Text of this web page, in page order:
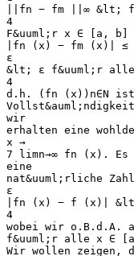
||fn − fm ||∞ &lt;
4
F&uuml;r x ∈ [a,
|fn (x) − fm (x)|
ε
&lt; ε f&uuml;r alle
4
d.h. (fn (x))n∈N ist
wir
erhalten eine
x →
7 limn→∞ fn (x).
eine
nat&uuml;rliche
ε
|fn (x) − f (x)|
4
wobei wir o.B.d.A.
f&uuml;r alle x ∈
Wir wollen